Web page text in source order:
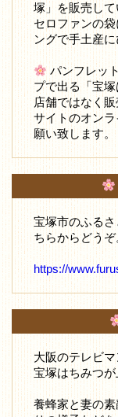
塚」を販売し
セロファンの
ングで手土産
パンフレッ
プで出る「宝
店舗ではなく
サイトのオン
願い致します。
宝塚市のふる
ちらからどうぞ
https://
大阪のテレビ
宝塚はちみつ
養蜂家と妻の